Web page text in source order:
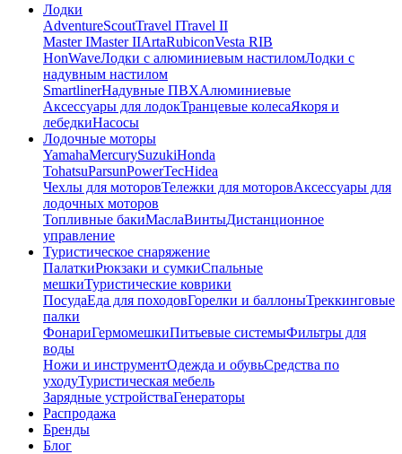
Лодки
AdventureScoutTravel ITravel II
Master IMaster IIArtaRubiconVesta RIB
HonWaveЛодки с алюминиевым настиломЛодки с
надувным настилом
SmartlinerНадувные ПВХАлюминиевые
Аксессуары для лодокТранцевые колесаЯкоря и
лебедкиНасосы
Лодочные моторы
YamahaMercurySuzukiHonda
TohatsuParsunPowerTecHidea
Чехлы для моторовТележки для моторовАксессуары для
лодочных моторов
Топливные бакиМаслаВинтыДистанционное
управление
Туристическое снаряжение
ПалаткиРюкзаки и сумкиСпальные
мешкиТуристические коврики
ПосудаЕда для походовГорелки и баллоныТреккинговые
палки
ФонариГермомешкиПитьевые системыФильтры для
воды
Ножи и инструментОдежда и обувьСредства по
уходуТуристическая мебель
Зарядные устройстваГенераторы
Распродажа
Бренды
Блог